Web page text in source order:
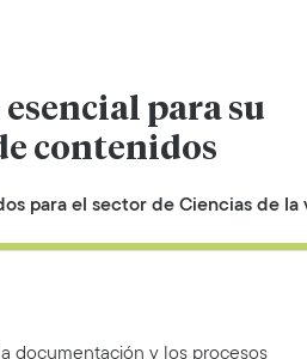
para su
contenidos
para el sector de Ciencias de la
documentación y los procesos